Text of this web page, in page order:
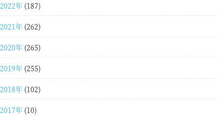
2022年 (187)
2021年 (262)
2020年 (265)
2019年 (255)
2018年 (102)
2017年 (10)